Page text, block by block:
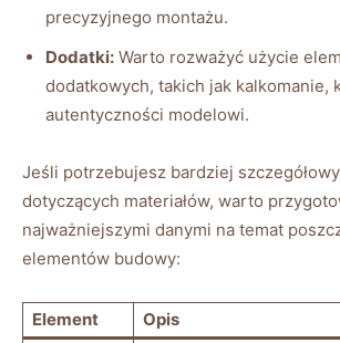
precyzyjnego montażu.
Dodatki: Warto rozważyć użycie
dodatkowych, takich jak kalkomanie,
autentyczności modelowi.
Jeśli potrzebujesz bardziej
dotyczących materiałów, warto
najważniejszymi danymi na temat
elementów budowy:
Element Opis